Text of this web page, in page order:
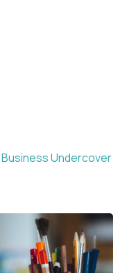
Business Undercover